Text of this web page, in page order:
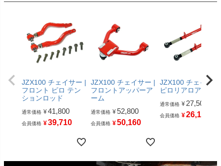
JZX100 チェイサー |
フロント ピロ テン
ションロッド
通常価格 ¥41,800
会員価格 ¥39,710
JZX100 チェイサー |
フロントアッパーア
ーム
通常価格 ¥52,800
会員価格 ¥50,160
JZX100 チェイサ
ピロリアロアアー
通常価格 ¥ 27,500
会員価格 ¥26,125